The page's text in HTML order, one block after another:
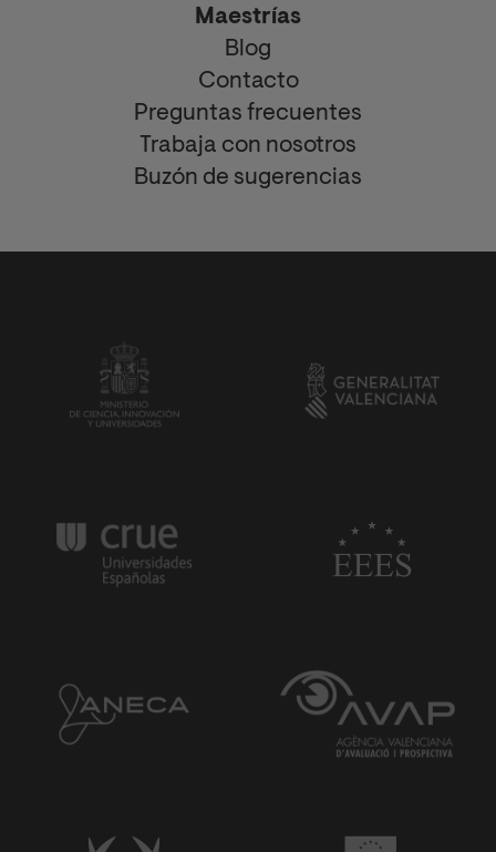
Maestrías
Blog
Contacto
Preguntas frecuentes
Trabaja con nosotros
Buzón de sugerencias